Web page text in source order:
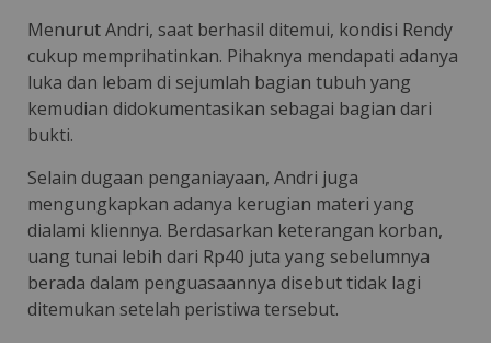
Menurut Andri, saat berhasil ditemui, kondisi Rendy
cukup memprihatinkan. Pihaknya mendapati adanya
luka dan lebam di sejumlah bagian tubuh yang
kemudian didokumentasikan sebagai bagian dari
bukti.
Selain dugaan penganiayaan, Andri juga
mengungkapkan adanya kerugian materi yang
dialami kliennya. Berdasarkan keterangan korban,
uang tunai lebih dari Rp40 juta yang sebelumnya
berada dalam penguasaannya disebut tidak lagi
ditemukan setelah peristiwa tersebut.